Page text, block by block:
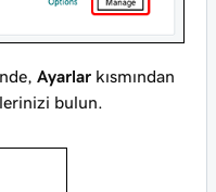
Ayarlar kısmından
bulun.